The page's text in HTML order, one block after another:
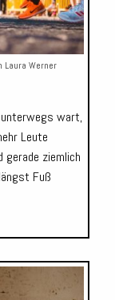
Laura Werner
wart,
Leute
gerade ziemlich
Fuß